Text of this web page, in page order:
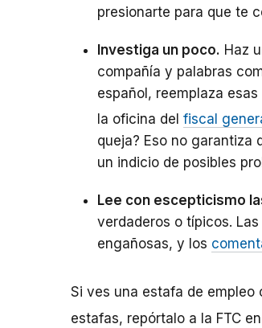
presionarte para que te
Investiga un poco. Haz
compañía y palabras
español, reemplaza esas
la oficina del fiscal
queja? Eso no garantiza
un indicio de posibles
Lee con escepticismo
verdaderos o típicos.
engañosas, y los
Si ves una estafa de empleo
estafas, repórtalo a la FTC en